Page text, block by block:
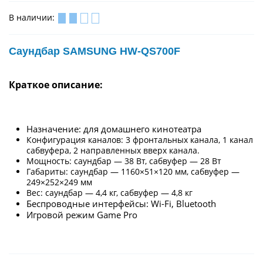
В наличии:
Саундбар SAMSUNG HW-QS700F
Краткое описание:
Назначение: для домашнего кинотеатра
Конфигурация каналов: 3 фронтальных канала, 1 канал
сабвуфера, 2 направленных вверх канала.
Мощность: саундбар — 38 Вт, сабвуфер — 28 Вт
Габариты: саундбар — 1160×51×120 мм, сабвуфер —
249×252×249 мм
Вес: саундбар — 4,4 кг, сабвуфер — 4,8 кг
Беспроводные интерфейсы: Wi-Fi, Bluetooth
Игровой режим Game Pro